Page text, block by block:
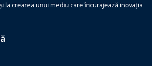
la crearea unui mediu care încurajează inovația